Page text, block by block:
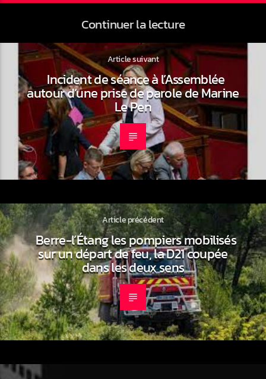
Continuer la lecture
Article suivant
Incident de séance à l’Assemblée
autour d’une prise de parole de Marine
Le Pen
Article précédent
Berre-l’Étang les pompiers mobilisés
sur un départ de feu, la D21 coupée
dans les deux sens